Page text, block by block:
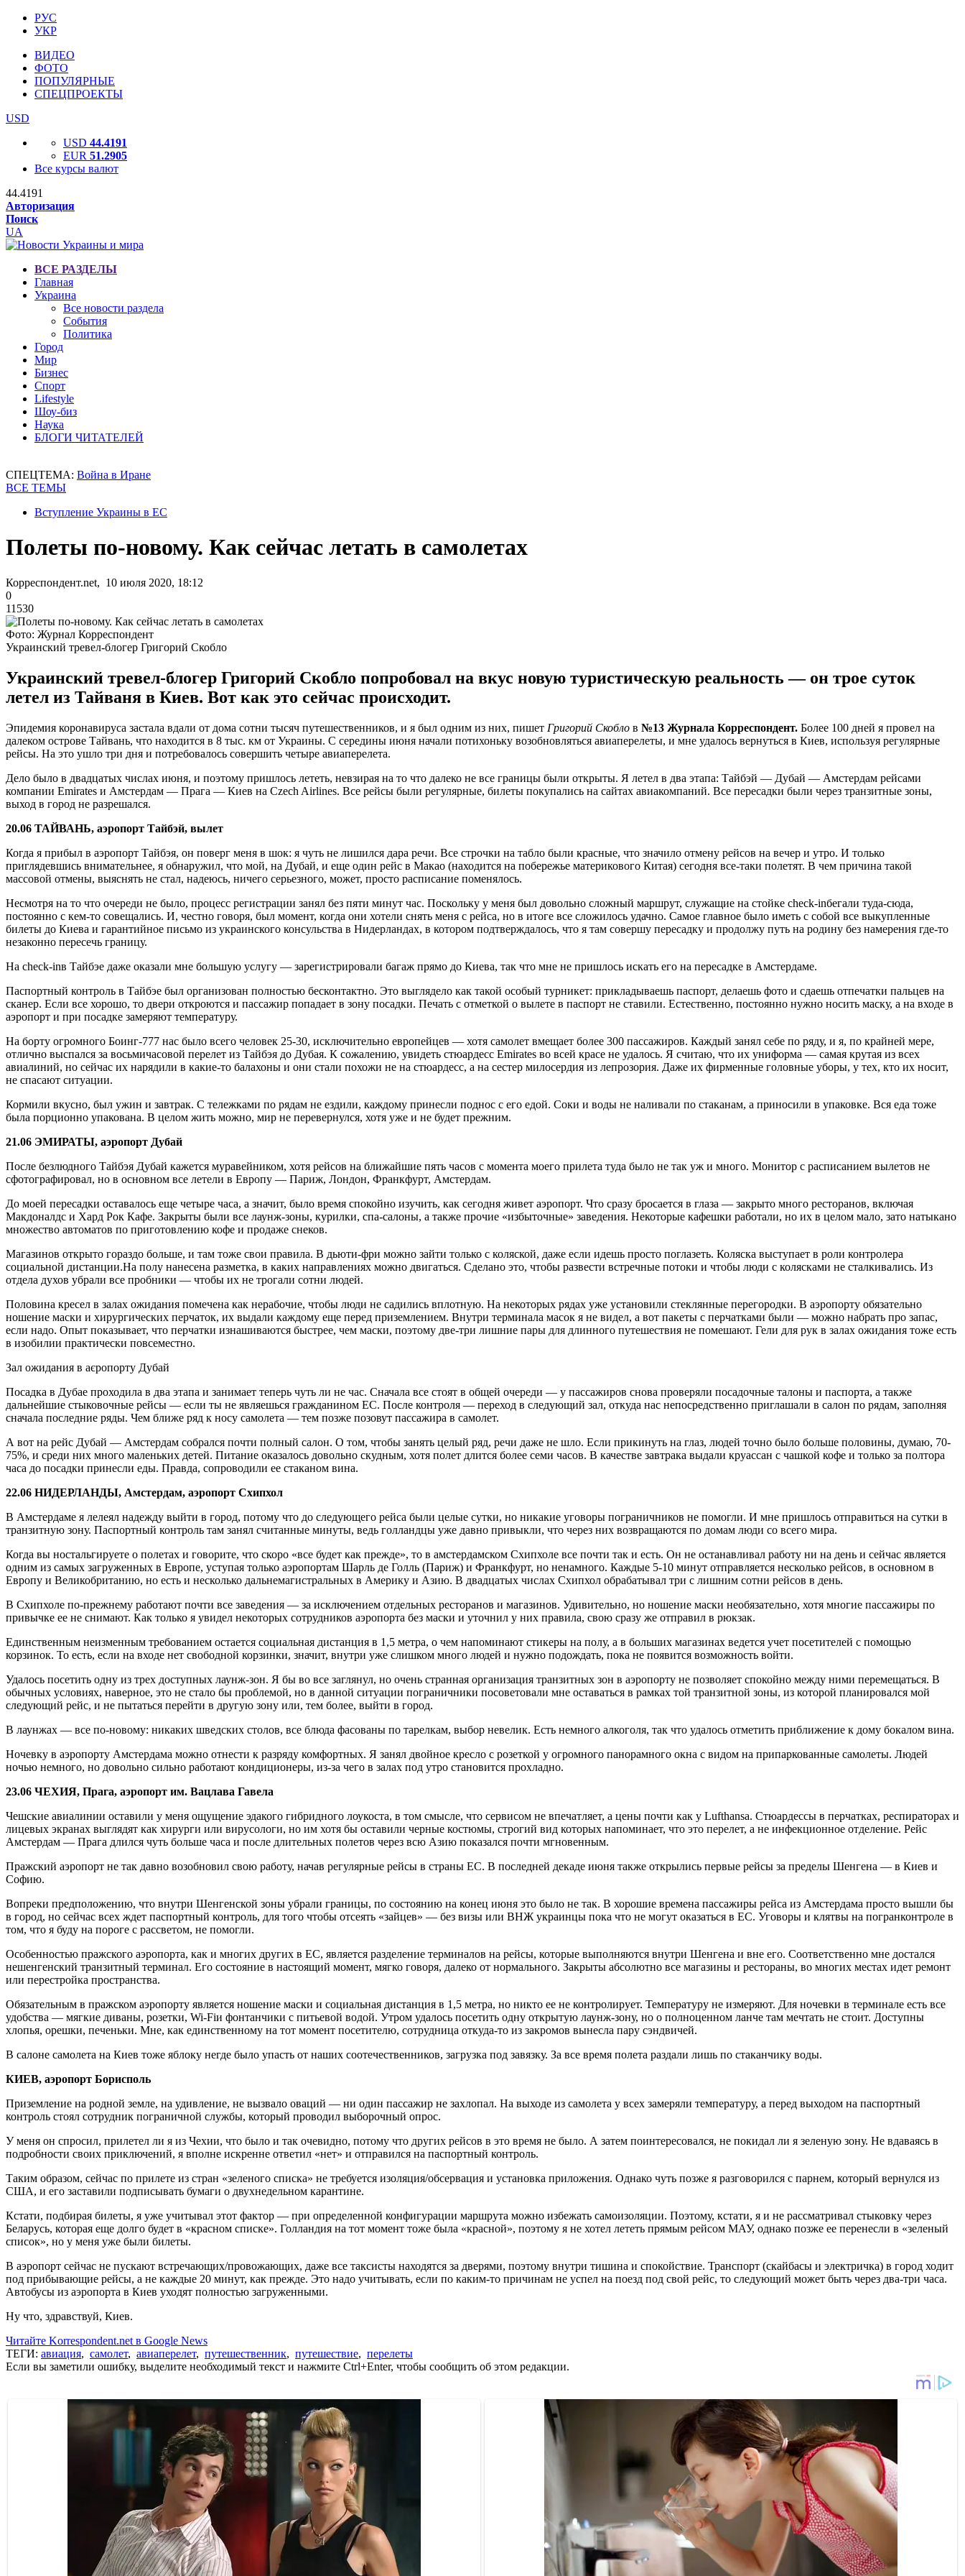
РУС
УКР
ВИДЕО
ФОТО
ПОПУЛЯРНЫЕ
СПЕЦПРОЕКТЫ
USD
USD 44.4191
EUR 51.2905
Все курсы валют
44.4191
Авторизация
Поиск
UA
ВСЕ РАЗДЕЛЫ
Главная
Украина
Все новости раздела
События
Политика
Город
Мир
Бизнес
Спорт
Lifestyle
Шоу-биз
Наука
БЛОГИ ЧИТАТЕЛЕЙ
СПЕЦТЕМА: Война в Иране
ВСЕ ТЕМЫ
Вступление Украины в ЕС
Полеты по-новому. Как сейчас летать в самолетах
Корреспондент.net, 10 июля 2020, 18:12
0
11530
Фото: Журнал Корреспондент
Украинский тревел-блогер Григорий Скобло
Украинский тревел-блогер Григорий Скобло попробовал на вкус новую туристическую реальность — он трое суток
летел из Тайваня в Киев. Вот как это сейчас происходит.
Эпидемия коронавируса застала вдали от дома сотни тысяч путешественников, и я был одним из них, пишет Григорий Скобло в №13 Журнала Корреспондент. Более 100 дней я провел на
далеком острове Тайвань, что находится в 8 тыс. км от Украины. С середины июня начали потихоньку возобновляться авиаперелеты, и мне удалось вернуться в Киев, используя регулярные
рейсы. На это ушло три дня и потребовалось совершить четыре авиаперелета.
Дело было в двадцатых числах июня, и поэтому пришлось лететь, невзирая на то что далеко не все границы были открыты. Я летел в два этапа: Тайбэй — Дубай — Амстердам рейсами
компании Emirates и Амстердам — Прага — Киев на Czech Airlines. Все рейсы были регулярные, билеты покупались на сайтах авиакомпаний. Все пересадки были через транзитные зоны,
выход в город не разрешался.
20.06 ТАЙВАНЬ, аэропорт Тайбэй, вылет
Когда я прибыл в аэропорт Тайбэя, он поверг меня в шок: я чуть не лишился дара речи. Все строчки на табло были красные, что значило отмену рейсов на вечер и утро. И только
приглядевшись внимательнее, я обнаружил, что мой, на Дубай, и еще один рейс в Макао (находится на побережье материкового Китая) сегодня все-таки полетят. В чем причина такой
массовой отмены, выяснять не стал, надеюсь, ничего серьезного, может, просто расписание поменялось.
Несмотря на то что очереди не было, процесс регистрации занял без пяти минут час. Поскольку у меня был довольно сложный маршрут, служащие на стойке check-inбегали туда-сюда,
постоянно с кем-то совещались. И, честно говоря, был момент, когда они хотели снять меня с рейса, но в итоге все сложилось удачно. Самое главное было иметь с собой все выкупленные
билеты до Киева и гарантийное письмо из украинского консульства в Нидерландах, в котором подтверждалось, что я там совершу пересадку и продолжу путь на родину без намерения где-то
незаконно пересечь границу.
На check-inв Тайбэе даже оказали мне большую услугу — зарегистрировали багаж прямо до Киева, так что мне не пришлось искать его на пересадке в Амстердаме.
Паспортный контроль в Тайбэе был организован полностью бесконтактно. Это выглядело как такой особый турникет: прикладываешь паспорт, делаешь фото и сдаешь отпечатки пальцев на
сканер. Если все хорошо, то двери откроются и пассажир попадает в зону посадки. Печать с отметкой о вылете в паспорт не ставили. Естественно, постоянно нужно носить маску, а на входе в
аэропорт и при посадке замеряют температуру.
На борту огромного Боинг-777 нас было всего человек 25-30, исключительно европейцев — хотя самолет вмещает более 300 пассажиров. Каждый занял себе по ряду, и я, по крайней мере,
отлично выспался за восьмичасовой перелет из Тайбэя до Дубая. К сожалению, увидеть стюардесс Emirates во всей красе не удалось. Я считаю, что их униформа — самая крутая из всех
авиалиний, но сейчас их нарядили в какие-то балахоны и они стали похожи не на стюардесс, а на сестер милосердия из лепрозория. Даже их фирменные головные уборы, у тех, кто их носит,
не спасают ситуации.
Кормили вкусно, был ужин и завтрак. С тележками по рядам не ездили, каждому принесли поднос с его едой. Соки и воды не наливали по стаканам, а приносили в упаковке. Вся еда тоже
была порционно упакована. В целом жить можно, мир не перевернулся, хотя уже и не будет прежним.
21.06 ЭМИРАТЫ, аэропорт Дубай
После безлюдного Тайбэя Дубай кажется муравейником, хотя рейсов на ближайшие пять часов с момента моего прилета туда было не так уж и много. Монитор с расписанием вылетов не
сфотографировал, но в основном все летели в Европу — Париж, Лондон, Франкфурт, Амстердам.
До моей пересадки оставалось еще четыре часа, а значит, было время спокойно изучить, как сегодня живет аэропорт. Что сразу бросается в глаза — закрыто много ресторанов, включая
Макдоналдс и Хард Рок Кафе. Закрыты были все лаунж-зоны, курилки, спа-салоны, а также прочие «избыточные» заведения. Некоторые кафешки работали, но их в целом мало, зато натыкано
множество автоматов по приготовлению кофе и продаже снеков.
Магазинов открыто гораздо больше, и там тоже свои правила. В дьюти-фри можно зайти только с коляской, даже если идешь просто поглазеть. Коляска выступает в роли контролера
социальной дистанции.На полу нанесена разметка, в каких направлениях можно двигаться. Сделано это, чтобы развести встречные потоки и чтобы люди с колясками не сталкивались. Из
отдела духов убрали все пробники — чтобы их не трогали сотни людей.
Половина кресел в залах ожидания помечена как нерабочие, чтобы люди не садились вплотную. На некоторых рядах уже установили стеклянные перегородки. В аэропорту обязательно
ношение маски и хирургических перчаток, их выдали каждому еще перед приземлением. Внутри терминала масок я не видел, а вот пакеты с перчатками были — можно набрать про запас,
если надо. Опыт показывает, что перчатки изнашиваются быстрее, чем маски, поэтому две-три лишние пары для длинного путешествия не помешают. Гели для рук в залах ожидания тоже есть
в изобилии практически повсеместно.
Зал ожидания в аєропорту Дубай
Посадка в Дубае проходила в два этапа и занимает теперь чуть ли не час. Сначала все стоят в общей очереди — у пассажиров снова проверяли посадочные талоны и паспорта, а также
дальнейшие стыковочные рейсы — если ты не являешься гражданином ЕС. После контроля — переход в следующий зал, откуда нас непосредственно приглашали в салон по рядам, заполняя
сначала последние ряды. Чем ближе ряд к носу самолета — тем позже позовут пассажира в самолет.
А вот на рейс Дубай — Амстердам собрался почти полный салон. О том, чтобы занять целый ряд, речи даже не шло. Если прикинуть на глаз, людей точно было больше половины, думаю, 70-
75%, и среди них много маленьких детей. Питание оказалось довольно скудным, хотя полет длится более семи часов. В качестве завтрака выдали круассан с чашкой кофе и только за полтора
часа до посадки принесли еды. Правда, сопроводили ее стаканом вина.
22.06 НИДЕРЛАНДЫ, Амстердам, аэропорт Схипхол
В Амстердаме я лелеял надежду выйти в город, потому что до следующего рейса были целые сутки, но никакие уговоры пограничников не помогли. И мне пришлось отправиться на сутки в
транзитную зону. Паспортный контроль там занял считанные минуты, ведь голландцы уже давно привыкли, что через них возвращаются по домам люди со всего мира.
Когда вы ностальгируете о полетах и говорите, что скоро «все будет как прежде», то в амстердамском Схипхоле все почти так и есть. Он не останавливал работу ни на день и сейчас является
одним из самых загруженных в Европе, уступая только аэропортам Шарль де Голль (Париж) и Франкфурт, но ненамного. Каждые 5-10 минут отправляется несколько рейсов, в основном в
Европу и Великобританию, но есть и несколько дальнемагистральных в Америку и Азию. В двадцатых числах Схипхол обрабатывал три с лишним сотни рейсов в день.
В Схипхоле по-прежнему работают почти все заведения — за исключением отдельных ресторанов и магазинов. Удивительно, но ношение маски необязательно, хотя многие пассажиры по
привычке ее не снимают. Как только я увидел некоторых сотрудников аэропорта без маски и уточнил у них правила, свою сразу же отправил в рюкзак.
Единственным неизменным требованием остается социальная дистанция в 1,5 метра, о чем напоминают стикеры на полу, а в больших магазинах ведется учет посетителей с помощью
корзинок. То есть, если на входе нет свободной корзинки, значит, внутри уже слишком много людей и нужно подождать, пока не появится возможность войти.
Удалось посетить одну из трех доступных лаунж-зон. Я бы во все заглянул, но очень странная организация транзитных зон в аэропорту не позволяет спокойно между ними перемещаться. В
обычных условиях, наверное, это не стало бы проблемой, но в данной ситуации пограничники посоветовали мне оставаться в рамках той транзитной зоны, из которой планировался мой
следующий рейс, и не пытаться перейти в другую зону или, тем более, выйти в город.
В лаунжах — все по-новому: никаких шведских столов, все блюда фасованы по тарелкам, выбор невелик. Есть немного алкоголя, так что удалось отметить приближение к дому бокалом вина.
Ночевку в аэропорту Амстердама можно отнести к разряду комфортных. Я занял двойное кресло с розеткой у огромного панорамного окна с видом на припаркованные самолеты. Людей
ночью немного, но довольно сильно работают кондиционеры, из-за чего в залах под утро становится прохладно.
23.06 ЧЕХИЯ, Прага, аэропорт им. Вацлава Гавела
Чешские авиалинии оставили у меня ощущение эдакого гибридного лоукоста, в том смысле, что сервисом не впечатляет, а цены почти как у Lufthansa. Стюардессы в перчатках, респираторах и
лицевых экранах выглядят как хирурги или вирусологи, но им хотя бы оставили черные костюмы, строгий вид которых напоминает, что это перелет, а не инфекционное отделение. Рейс
Амстердам — Прага длился чуть больше часа и после длительных полетов через всю Азию показался почти мгновенным.
Пражский аэропорт не так давно возобновил свою работу, начав регулярные рейсы в страны ЕС. В последней декаде июня также открылись первые рейсы за пределы Шенгена — в Киев и
Софию.
Вопреки предположению, что внутри Шенгенской зоны убрали границы, по состоянию на конец июня это было не так. В хорошие времена пассажиры рейса из Амстердама просто вышли бы
в город, но сейчас всех ждет паспортный контроль, для того чтобы отсеять «зайцев» — без визы или ВНЖ украинцы пока что не могут оказаться в ЕС. Уговоры и клятвы на погранконтроле в
том, что я буду на пороге с рассветом, не помогли.
Особенностью пражского аэропорта, как и многих других в ЕС, является разделение терминалов на рейсы, которые выполняются внутри Шенгена и вне его. Соответственно мне достался
нешенгенский транзитный терминал. Его состояние в настоящий момент, мягко говоря, далеко от нормального. Закрыты абсолютно все магазины и рестораны, во многих местах идет ремонт
или перестройка пространства.
Обязательным в пражском аэропорту является ношение маски и социальная дистанция в 1,5 метра, но никто ее не контролирует. Температуру не измеряют. Для ночевки в терминале есть все
удобства — мягкие диваны, розетки, Wi-Fiи фонтанчики с питьевой водой. Утром удалось посетить одну открытую лаунж-зону, но о полноценном ланче там мечтать не стоит. Доступны
хлопья, орешки, печеньки. Мне, как единственному на тот момент посетителю, сотрудница откуда-то из закромов вынесла пару сэндвичей.
В салоне самолета на Киев тоже яблоку негде было упасть от наших соотечественников, загрузка под завязку. За все время полета раздали лишь по стаканчику воды.
КИЕВ, аэропорт Борисполь
Приземление на родной земле, на удивление, не вызвало оваций — ни один пассажир не захлопал. На выходе из самолета у всех замеряли температуру, а перед выходом на паспортный
контроль стоял сотрудник пограничной службы, который проводил выборочный опрос.
У меня он спросил, прилетел ли я из Чехии, что было и так очевидно, потому что других рейсов в это время не было. А затем поинтересовался, не покидал ли я зеленую зону. Не вдаваясь в
подробности своих приключений, я вполне искренне ответил «нет» и отправился на паспортный контроль.
Таким образом, сейчас по прилете из стран «зеленого списка» не требуется изоляция/обсервация и установка приложения. Однако чуть позже я разговорился с парнем, который вернулся из
США, и его заставили подписывать бумаги о двухнедельном карантине.
Кстати, подбирая билеты, я уже учитывал этот фактор — при определенной конфигурации маршрута можно избежать самоизоляции. Поэтому, кстати, я и не рассматривал стыковку через
Беларусь, которая еще долго будет в «красном списке». Голландия на тот момент тоже была «красной», поэтому я не хотел лететь прямым рейсом МАУ, однако позже ее перенесли в «зеленый
список», но у меня уже были билеты.
В аэропорт сейчас не пускают встречающих/провожающих, даже все таксисты находятся за дверями, поэтому внутри тишина и спокойствие. Транспорт (скайбасы и электричка) в город ходит
под прибывающие рейсы, а не каждые 20 минут, как прежде. Это надо учитывать, если по каким-то причинам не успел на поезд под свой рейс, то следующий может быть через два-три часа.
Автобусы из аэропорта в Киев уходят полностью загруженными.
Ну что, здравствуй, Киев.
Читайте Korrespondent.net в Google News
ТЕГИ: авиация, самолет, авиаперелет, путешественник, путешествие, перелеты
Если вы заметили ошибку, выделите необходимый текст и нажмите Ctrl+Enter, чтобы сообщить об этом редакции.